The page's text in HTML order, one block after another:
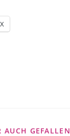
X
AUCH GEFALLEN